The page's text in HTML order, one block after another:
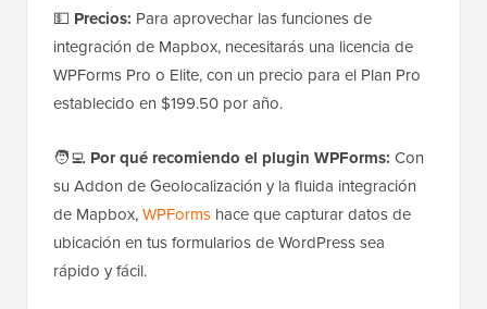
💵 Precios: Para aprovechar las funciones de
integración de Mapbox, necesitarás una licencia de
WPForms Pro o Elite, con un precio para el Plan Pro
establecido en $199.50 por año.
🧑‍💻 Por qué recomiendo el plugin WPForms: Con
su Addon de Geolocalización y la fluida integración
de Mapbox,WPForms hace que capturar datos de
ubicación en tus formularios de WordPress sea
rápido y fácil.